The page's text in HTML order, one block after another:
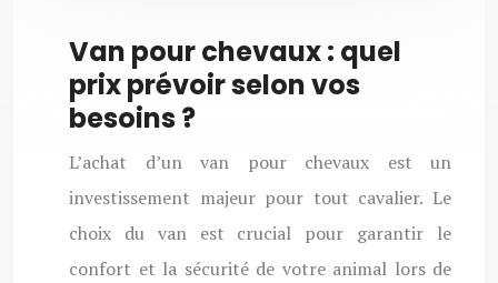
Van pour chevaux : quel
prix prévoir selon vos
besoins ?
L’achat d’un van pour chevaux est un
investissement majeur pour tout cavalier. Le
choix du van est crucial pour garantir le
confort et la sécurité de votre animal lors de